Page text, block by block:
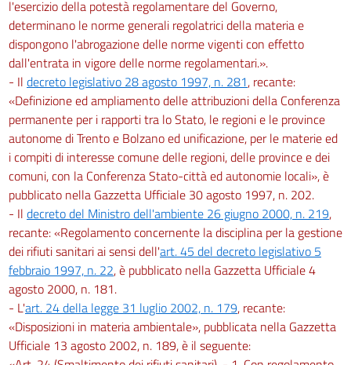
l'esercizio della potestà regolamentare del Governo,
determinano le norme generali regolatrici della materia e
dispongono l'abrogazione delle norme vigenti con effetto
dall'entrata in vigore delle norme regolamentari.».
- Il decreto legislativo 28 agosto 1997, n. 281, recante:
«Definizione ed ampliamento delle attribuzioni della Conferenza
permanente per i rapporti tra lo Stato, le regioni e le province
autonome di Trento e Bolzano ed unificazione, per le materie ed
i compiti di interesse comune delle regioni, delle province e dei
comuni, con la Conferenza Stato-città ed autonomie locali», è
pubblicato nella Gazzetta Ufficiale 30 agosto 1997, n. 202.
- Il decreto del Ministro dell'ambiente 26 giugno 2000, n. 219,
recante: «Regolamento concernente la disciplina per la gestione
dei rifiuti sanitari ai sensi dell'art. 45 del decreto legislativo 5
febbraio 1997, n. 22, è pubblicato nella Gazzetta Ufficiale 4
agosto 2000, n. 181.
- L'art. 24 della legge 31 luglio 2002, n. 179, recante:
«Disposizioni in materia ambientale», pubblicata nella Gazzetta
Ufficiale 13 agosto 2002, n. 189, è il seguente: